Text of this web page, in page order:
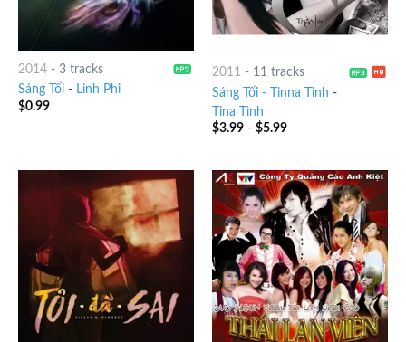
2014- 3 tracks
Sáng Tối- Linh Phi
$0.99
2011 - 11 tracks
Sáng Tối - Tinna Tình -
Tina Tình
$3.99- $5.99